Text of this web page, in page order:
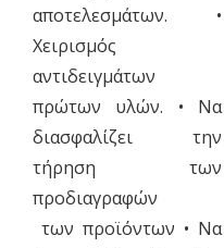
αποτελεσμάτων. •
Χειρισμός
αντιδειγμάτων
πρώτων υλών. • Να
διασφαλίζει την
τήρηση των
προδιαγραφών
των προϊόντων • Να